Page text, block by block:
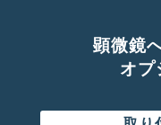
顕微鏡
オプ